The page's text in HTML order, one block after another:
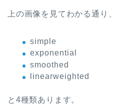
上の画像を見てわかる通り、
simple
exponential
smoothed
linearweighted
と4種類あります。